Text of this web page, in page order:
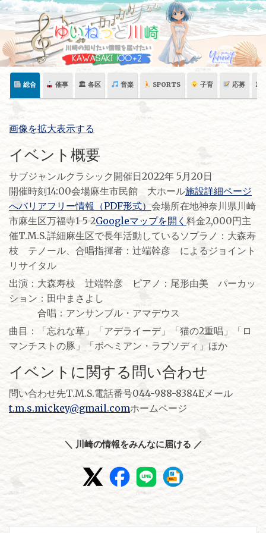
Skip
content
総合 催事 🏛 各区 音楽 SPORTS 子育 応募 🏛
画像を拡大表示する
イベント概要
サブジャンルクラシック開催日2022年 5月20日
開催時刻14:00会場麻生市民館 大ホール施設詳細ページ
へバリアフリー情報（PDF形式）会場所在地神奈川県川崎
市麻生区万福寺1-5-2Googleマップを開く 料金2,000円主
催T.M.S.詳細麻生区で長年活動しているソプラノ：大森寿
枝 テノール、合唱指揮者：辻端幹彦 によるジョイント
リサイタル
出演：大森寿枝 辻端幹彦 ピアノ：尾形由美 パーカッ
ション：田中まさよし
合唱：アンサンブル・アマデウス
曲目：「忘れな草」「アデライーデ」「猫の2重唱」「ロ
マンチストの豚」「ボヘミアン・ラプソディ」ほか
イベントに関する問い合わせ
問い合わせ先T.M.S.電話番号044-988-8384Eメール
t.m.s.mickey@gmail.comホームページ
＼ 川崎の情報をみんなに届ける ／